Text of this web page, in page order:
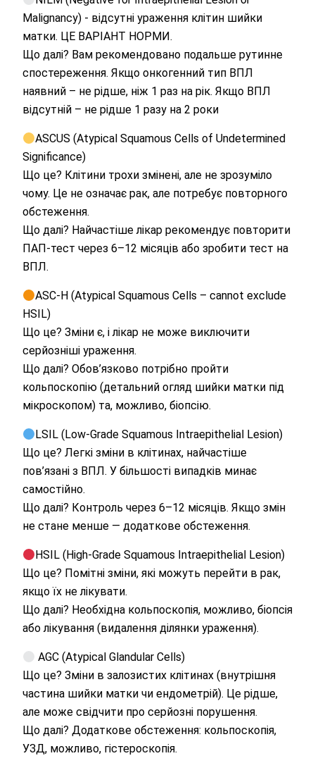
Malignancy) - відсутні ураження клітин шийки
матки. ЦЕ ВАРІАНТ НОРМИ.
Що далі? Вам рекомендовано подальше рутинне
спостереження. Якщо онкогенний тип ВПЛ
наявний – не рідше, ніж 1 раз на рік. Якщо ВПЛ
відсутній – не рідше 1 разу на 2 роки
ASCUS (Atypical Squamous Cells of Undetermined
Significance)
Що це? Клітини трохи змінені, але не зрозуміло
чому. Це не означає рак, але потребує повторного
обстеження.
Що далі? Найчастіше лікар рекомендує повторити
ПАП-тест через 6–12 місяців або зробити тест на
ВПЛ.
ASC-H (Atypical Squamous Cells – cannot exclude
HSIL)
Що це? Зміни є, і лікар не може виключити
серйозніші ураження.
Що далі? Обов’язково потрібно пройти
кольпоскопію (детальний огляд шийки матки під
мікроскопом) та, можливо, біопсію.
LSIL (Low-Grade Squamous Intraepithelial Lesion)
Що це? Легкі зміни в клітинах, найчастіше
пов’язані з ВПЛ. У більшості випадків минає
самостійно.
Що далі? Контроль через 6–12 місяців. Якщо змін
не стане менше — додаткове обстеження.
HSIL (High-Grade Squamous Intraepithelial Lesion)
Що це? Помітні зміни, які можуть перейти в рак,
якщо їх не лікувати.
Що далі? Необхідна кольпоскопія, можливо, біопсія
або лікування (видалення ділянки ураження).
AGC (Atypical Glandular Cells)
Що це? Зміни в залозистих клітинах (внутрішня
частина шийки матки чи ендометрій). Це рідше,
але може свідчити про серйозні порушення.
Що далі? Додаткове обстеження: кольпоскопія,
УЗД, можливо, гістероскопія.